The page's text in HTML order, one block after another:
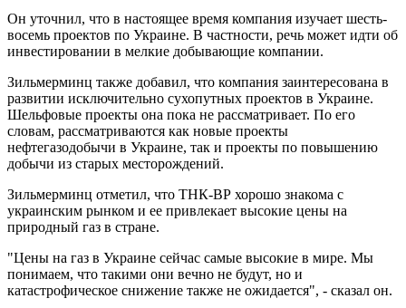
Он уточнил, что в настоящее время компания изучает шесть-
восемь проектов по Украине. В частности, речь может идти об
инвестировании в мелкие добывающие компании.
Зильмерминц также добавил, что компания заинтересована в
развитии исключительно сухопутных проектов в Украине.
Шельфовые проекты она пока не рассматривает. По его
словам, рассматриваются как новые проекты
нефтегазодобычи в Украине, так и проекты по повышению
добычи из старых месторождений.
Зильмерминц отметил, что ТНК-ВР хорошо знакома с
украинским рынком и ее привлекает высокие цены на
природный газ в стране.
"Цены на газ в Украине сейчас самые высокие в мире. Мы
понимаем, что такими они вечно не будут, но и
катастрофическое снижение также не ожидается", - сказал он.